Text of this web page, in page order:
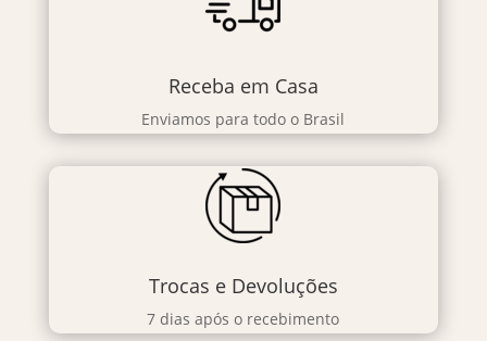
Receba em Casa
Enviamos para todo o Brasil
Trocas e Devoluções
7 dias após o recebimento